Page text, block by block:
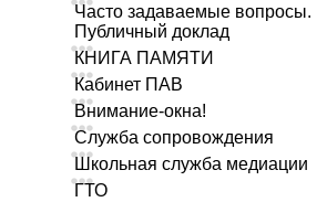
Часто задаваемые вопросы.
Публичный доклад
КНИГА ПАМЯТИ
Кабинет ПАВ
Внимание-окна!
Служба сопровождения
Школьная служба медиации
ГТО